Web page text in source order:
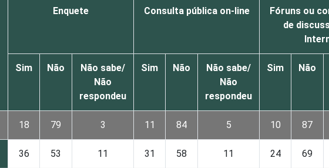
Enquete Consulta pública on-line
Fóruns ou
de
Sim Não
Não sabe/
Não
respondeu
Sim Não
Não sabe/
Não
respondeu
Sim Não
18 79 3 11 84 5 10 87
36 53 11 31 58 11 24 69